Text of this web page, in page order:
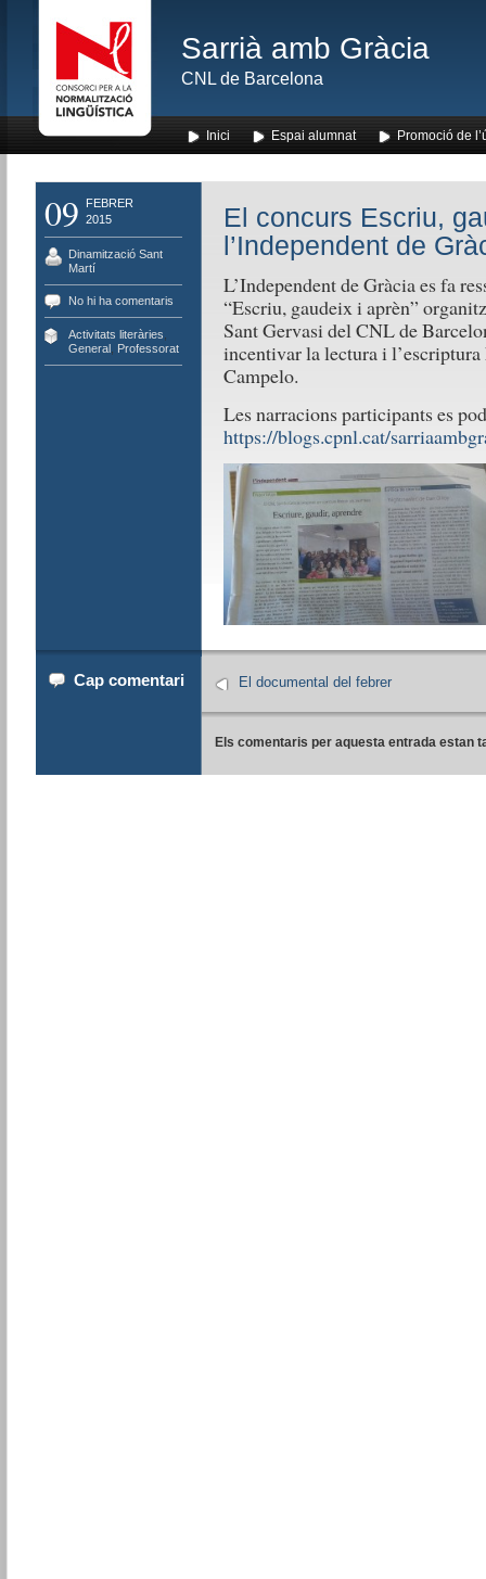
Sarrià amb Gràcia
CNL de Barcelona
Inici Espai alumnat Promoció de
09
FEBRER
2015
Dinamització Sant
Martí
No hi ha comentaris
Activitats literàries
General, Professorat
El concurs Escriu,
l’Independent de
L’Independent de Gràcia es fa
“Escriu, gaudeix i aprèn”
Sant Gervasi del CNL de
incentivar la lectura i l’escriptura
Campelo.
Les narracions participants es
https://blogs.cpnl.cat/
Cap comentari El documental del febrer
Els comentaris per aquesta entrada estan